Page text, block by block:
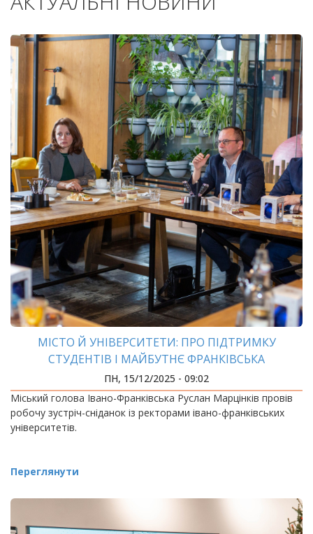
МІСТО Й УНІВЕРСИТЕТИ: ПРО ПІДТРИМКУ
СТУДЕНТІВ І МАЙБУТНЄ ФРАНКІВСЬКА
ПН, 15/12/2025 - 09:02
Міський голова Івано-Франківська Руслан Марцінків провів
робочу зустріч-сніданок із ректорами івано-франківських
університетів.
Переглянути